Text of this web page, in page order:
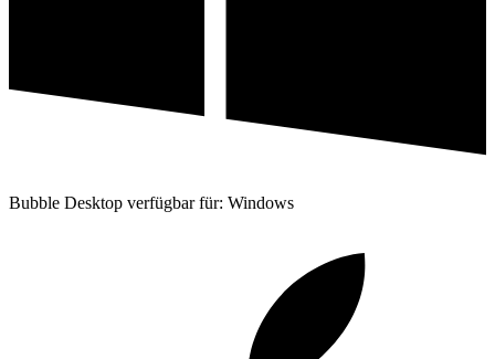
Bubble Desktop verfügbar für: Windows